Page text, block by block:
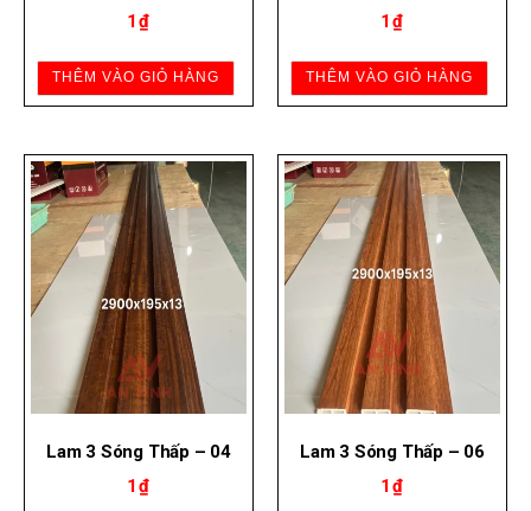
1₫
THÊM VÀO GIỎ HÀNG
1₫
THÊM VÀO GIỎ HÀNG
Lam 3 Sóng Thấp – 04
1₫
Lam 3 Sóng Thấp – 06
1₫